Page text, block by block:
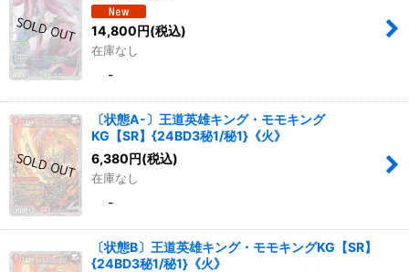
14,800円(税込)
在庫なし
-
〔状態A-〕王道英雄キング・モモキング
KG【SR】{24BD3秘1/秘1}《火》
6,380円(税込)
在庫なし
-
〔状態B〕王道英雄キング・モモキングKG【SR】
{24BD3秘1/秘1}《火》